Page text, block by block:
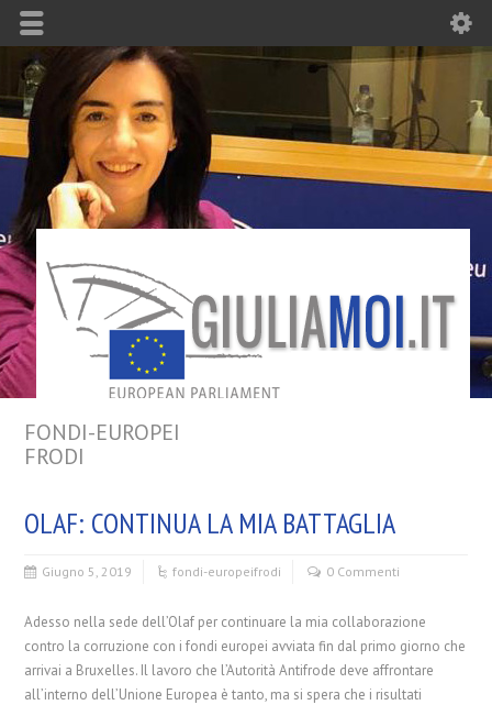
FONDI-EUROPEI
FRODI
OLAF: CONTINUA LA MIA BATTAGLIA
Giugno 5, 2019 fondi-europeifrodi 0 Commenti
Adesso nella sede dell’Olaf per continuare la mia collaborazione
contro la corruzione con i fondi europei avviata fin dal primo giorno che
arrivai a Bruxelles. Il lavoro che l’Autorità Antifrode deve affrontare
all’interno dell’Unione Europea è tanto, ma si spera che i risultati